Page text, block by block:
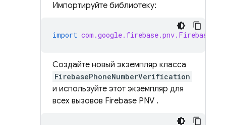
Импортируйте библиотеку:
import
Создайте новый экземпляр класса
FirebasePhoneNumberVerification
и используйте этот экземпляр для
всех вызовов Firebase PNV .